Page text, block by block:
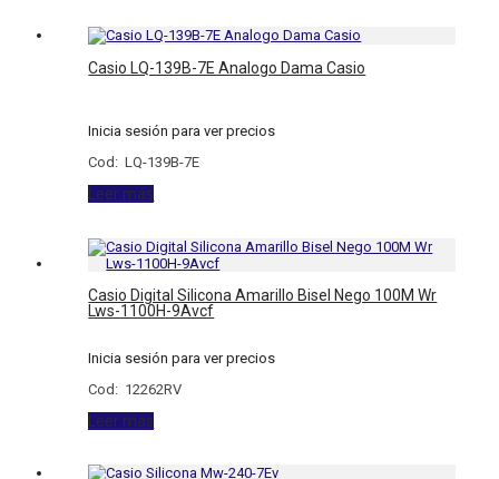
Casio LQ-139B-7E Analogo Dama Casio
Inicia sesión para ver precios
Cod: LQ-139B-7E
Leer más
Casio Digital Silicona Amarillo Bisel Nego 100M Wr
Lws-1100H-9Avcf
Inicia sesión para ver precios
Cod: 12262RV
Leer más